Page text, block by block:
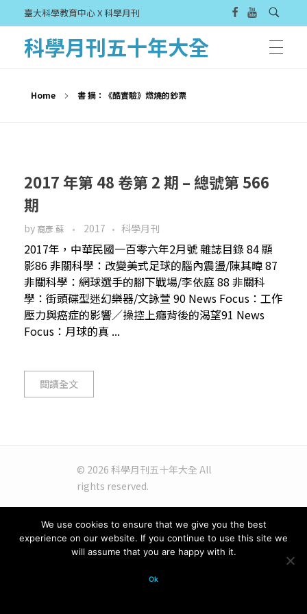
臺大科學教育中心 X 科學月刊
科學月刊五十年大全
Home 書 摘：《酷實驗》燃燒的鈔票
2017 年第 48 卷第 2 期 – 總號第 566
期
by 裔彥 蘇 2017 科學月刊
2017年，中華民國一百零六年2月號 雜誌目錄 84 顯
影86 非關科學：改變美式足球的腦內震盪/陳其暐 87
非關科學：網球選手的腳下戰場/李依庭 88 非關科
學：街頭碟型迷幻樂器/文詠萱 90 News Focus：工作
壓力與癌症的影響／操控上癮背後的渴望91 News
Focus：月球的真 ...
閱讀全文
© 2026 科學月刊五十年大全 All
rights reserved.
We use cookies to ensure that we give you the best
experience on our website. If you continue to use this site we
will assume that you are happy with it.
Ok